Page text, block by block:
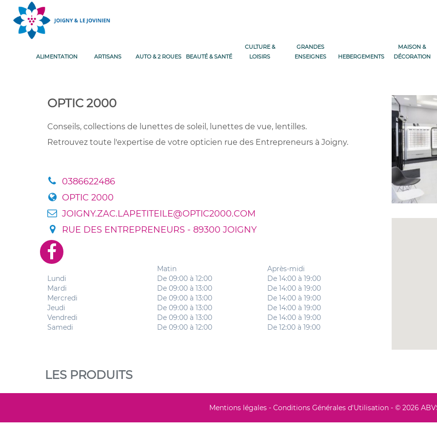
ALIMENTATION ARTISANS AUTO & 2 ROUES BEAUTÉ & SANTÉ
CULTURE &
LOISIRS
GRANDES
ENSEIGNES
HEBERGEMENTS
MAISON &
DÉCORATION
OPTIC 2000
Conseils, collections de lunettes de soleil, lunettes de vue, lentilles.
Retrouvez toute l'expertise de votre opticien rue des Entrepreneurs à Joigny.
0386622486
OPTIC 2000
JOIGNY.ZAC.LAPETITEILE@OPTIC2000.COM
RUE DES ENTREPRENEURS - 89300 JOIGNY
Matin
Après-midi
Lundi
De 09:00 à 12:00
De 14:00 à 19:00
Mardi
De 09:00 à 13:00
De 14:00 à 19:00
Mercredi
De 09:00 à 13:00
De 14:00 à 19:00
Jeudi
De 09:00 à 13:00
De 14:00 à 19:00
Vendredi
De 09:00 à 13:00
De 14:00 à 19:00
Samedi
De 09:00 à 12:00 De 12:00 à 19:00
LES PRODUITS
Mentions légales- Conditions Générales d'Utilisation- © 2026